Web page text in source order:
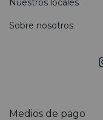
Nuestros locales
Sobre nosotros
Medios de pago